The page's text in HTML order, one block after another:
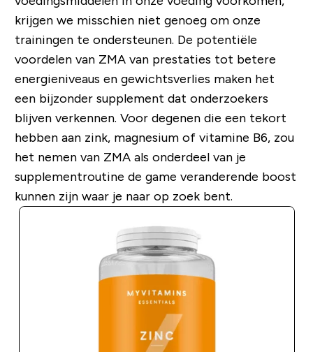
krijgen we misschien niet genoeg om onze
trainingen te ondersteunen. De potentiële
voordelen van ZMA van prestaties tot betere
energieniveaus en gewichtsverlies maken het
een bijzonder supplement dat onderzoekers
blijven verkennen. Voor degenen die een tekort
hebben aan zink, magnesium of vitamine B6, zou
het nemen van ZMA als onderdeel van je
supplementroutine de game veranderende boost
kunnen zijn waar je naar op zoek bent.